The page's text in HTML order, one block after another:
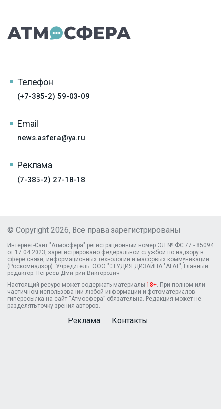
Телефон
(+7-385-2) 59-03-09
Email
news.asfera@ya.ru
Реклама
(7-385-2) 27-18-18
© Copyright 2026, Все права зарегистрированы
Интернет-Сайт "Атмосфера" регистрационный номер ЭЛ № ФС 77 - 85094
от 17.04.2023, зарегистрировано федеральной службой по надзору в
сфере связи, информационных технологий и массовых коммуникаций
(Роскомнадзор). Учредитель: ООО "СТУДИЯ ДИЗАЙНА "АГАТ", Главный
редактор: Негреев Дмитрий Викторович
Настоящий ресурс может содержать материалы 18+ . При полном или
частичном использовании любой информации и фотоматериалов
гиперссылка на сайт “Атмосфера” обязательна. Редакция может не
разделять точку зрения авторов.
Реклама Контакты